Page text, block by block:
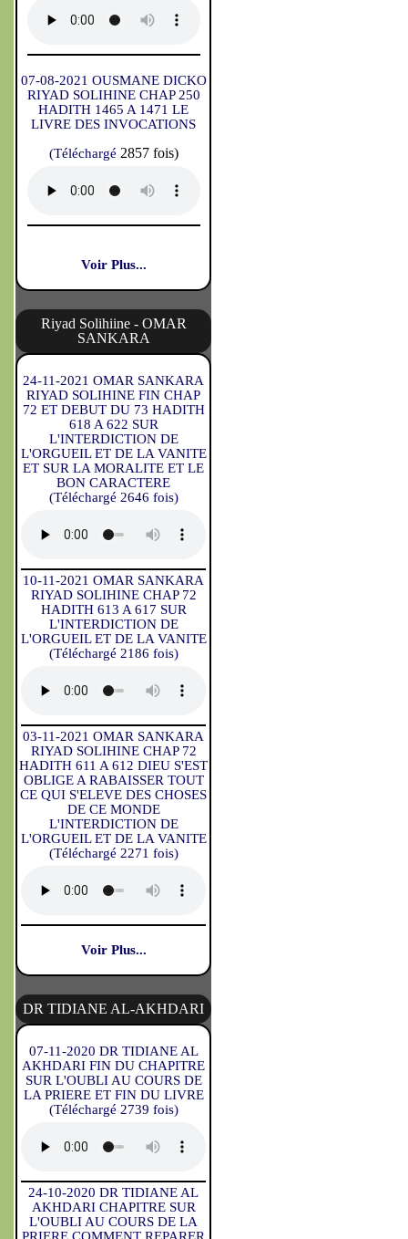
07-08-2021 OUSMANE DICKO
RIYAD SOLIHINE CHAP 250
HADITH 1465 A 1471 LE
LIVRE DES INVOCATIONS
(Téléchargé 2857 fois)
Voir Plus...
Riyad Solihiine - OMAR
SANKARA
24-11-2021 OMAR SANKARA
RIYAD SOLIHINE FIN CHAP
72 ET DEBUT DU 73 HADITH
618 A 622 SUR
L'INTERDICTION DE
L'ORGUEIL ET DE LA VANITE
ET SUR LA MORALITE ET LE
BON CARACTERE
(Téléchargé 2646 fois)
10-11-2021 OMAR SANKARA
RIYAD SOLIHINE CHAP 72
HADITH 613 A 617 SUR
L'INTERDICTION DE
L'ORGUEIL ET DE LA VANITE
(Téléchargé 2186 fois)
03-11-2021 OMAR SANKARA
RIYAD SOLIHINE CHAP 72
HADITH 611 A 612 DIEU S'EST
OBLIGE A RABAISSER TOUT
CE QUI S'ELEVE DES CHOSES
DE CE MONDE
L'INTERDICTION DE
L'ORGUEIL ET DE LA VANITE
(Téléchargé 2271 fois)
Voir Plus...
DR TIDIANE AL-AKHDARI
07-11-2020 DR TIDIANE AL
AKHDARI FIN DU CHAPITRE
SUR L'OUBLI AU COURS DE
LA PRIERE ET FIN DU LIVRE
(Téléchargé 2739 fois)
24-10-2020 DR TIDIANE AL
AKHDARI CHAPITRE SUR
L'OUBLI AU COURS DE LA